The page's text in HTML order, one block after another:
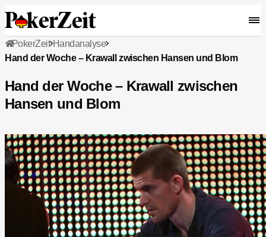
PokerZeit Handanalyse
Hand der Woche – Krawall zwischen Hansen und Blom
Hand der Woche – Krawall zwischen
Hansen und Blom